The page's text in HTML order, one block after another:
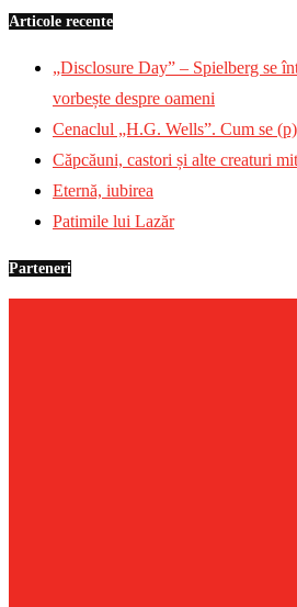
Articole recente
„Disclosure Day” – Spielberg se
vorbește despre oameni
Cenaclul „H.G. Wells”. Cum se
Căpcăuni, castori și alte creaturi
Eternă, iubirea
Patimile lui Lazăr
Parteneri